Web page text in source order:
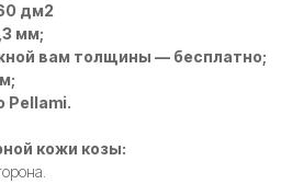
дм2
мм;
вам толщины — бесплатно;
Pellami.
кожи козы: